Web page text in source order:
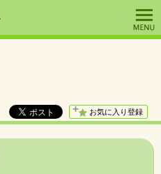
お気に入り登録